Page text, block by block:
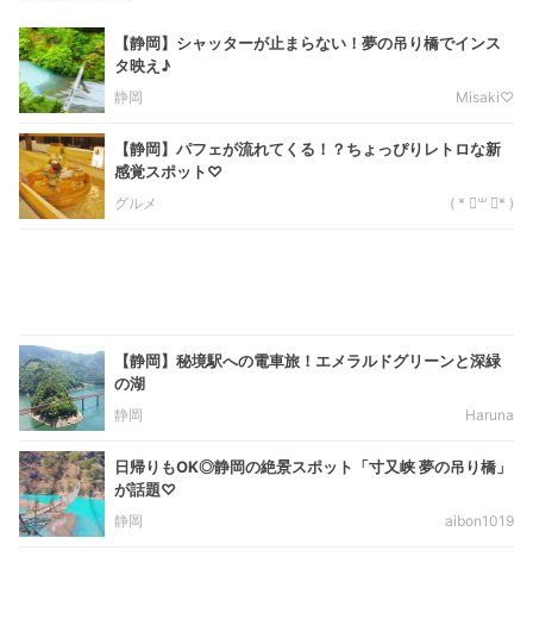
【静岡】シャッターが止まらない！夢の吊り橋でインス
タ映え♪
静岡 Misaki♡
【静岡】パフェが流れてくる！？ちょっぴりレトロな新
感覚スポット♡
グルメ ( * ॑꒳ ॑* )
【静岡】秘境駅への電車旅！エメラルドグリーンと深緑
の湖
静岡 Haruna
日帰りもOK◎静岡の絶景スポット「寸又峡 夢の吊り橋」
が話題♡
静岡 aibon1019